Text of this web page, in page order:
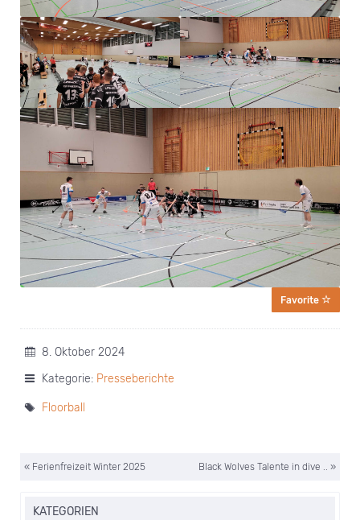
Favorite
8. Oktober 2024
Kategorie: Presseberichte
Floorball
« Ferienfreizeit Winter 2025 Black Wolves Talente in dive .. »
KATEGORIEN